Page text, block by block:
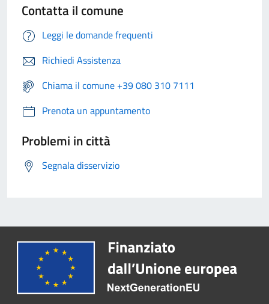
Contatta il comune
Leggi le domande frequenti
Richiedi Assistenza
Chiama il comune +39 080 310 7111
Prenota un appuntamento
Problemi in città
Segnala disservizio